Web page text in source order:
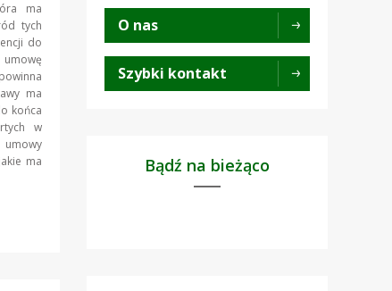
ma
tych
do
ma
końca
w
ma
O nas
Szybki kontakt
Bądź na bieżąco